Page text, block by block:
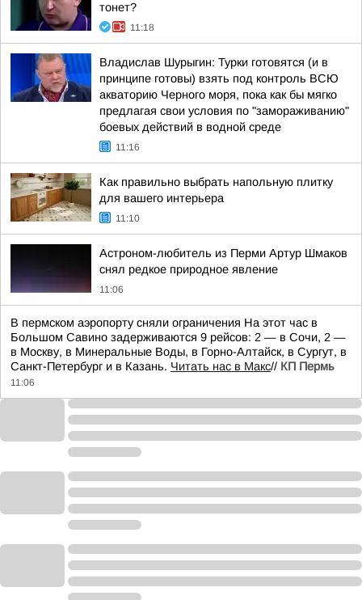
тонет?
11:18
Владислав Шурыгин: Турки готовятся (и в
принципе готовы) взять под контроль ВСЮ
акваторию Черного моря, пока как бы мягко
предлагая свои условия по "замораживанию"
боевых действий в водной среде
11:16
Как правильно выбрать напольную плитку
для вашего интерьера
11:10
Астроном-любитель из Перми Артур Шмаков
снял редкое природное явление
11:06
В пермском аэропорту сняли ограничения На этот час в
Большом Савино задерживаются 9 рейсов: 2 — в Сочи, 2 —
в Москву, в Минеральные Воды, в Горно-Алтайск, в Сургут, в
Санкт-Петербург и в Казань. Читать нас в Макс// КП Пермь
11:06